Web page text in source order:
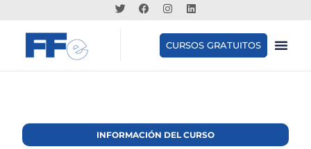
CURSOS GRATUITOS
INFORMACIÓN DEL CURSO